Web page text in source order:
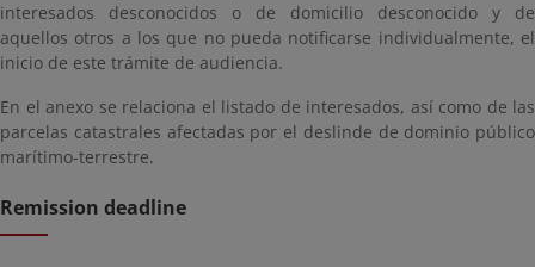
interesados desconocidos o de domicilio desconocido y de
aquellos otros a los que no pueda notificarse individualmente, el
inicio de este trámite de audiencia.
En el anexo se relaciona el listado de interesados, así como de las
parcelas catastrales afectadas por el deslinde de dominio público
marítimo-terrestre.
Remission deadline